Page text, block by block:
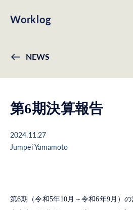
Worklog
NEWS
第6期決算報告
2024.11.27
Jumpei Yamamoto
第6期（令和5年10月～令和6年9月）の